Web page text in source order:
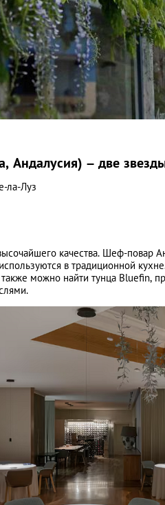
Андалусия) – две
ла-Луз
качества. Шеф-повар
в традиционной
можно найти тунца Bluefin,